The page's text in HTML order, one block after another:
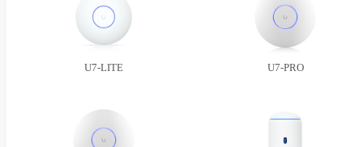
U7-LITE U7-PRO